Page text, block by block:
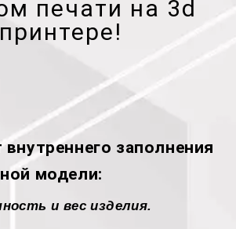
печати на 3d
принтере!
заполнения
модели:
и вес изделия.